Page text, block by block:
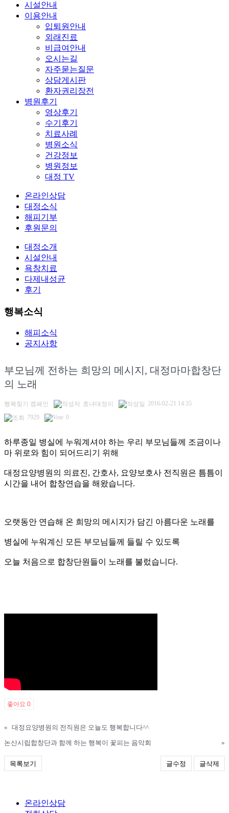
시설안내
이용안내
입퇴원안내
외래진료
비급여안내
오시는길
자주묻는질문
상담게시판
환자권리장전
병원후기
영상후기
수기후기
치료사례
병원소식
건강정보
병원정보
대정 TV
온라인상담
대정소식
해피기부
후원문의
대정소개
시설안내
욕창치료
다제내성균
후기
행복소식
해피소식
공지사항
부모님께 전하는 희망의 메시지, 대정마마합창단
의 노래
행복찾기 캠페인 효녀대정이
2016-02-21 14:35
7929
0
하루종일 병실에 누워계셔야 하는 우리 부모님들께 조금이나
마 위로와 힘이 되어드리기 위해
대정요양병원의 의료진, 간호사, 요양보호사 전직원은 틈틈이
시간을 내어 합창연습을 해왔습니다.
오랫동안 연습해 온 희망의 메시지가 담긴 아름다운 노래를
병실에 누워계신 모든 부모님들께 들릴 수 있도록
오늘 처음으로 합창단원들이 노래를 불렀습니다.
좋아요 0
« 대정요양병원의 전직원은 오늘도 행복합니다^^
논산시립합창단과 함께 하는 행복이 꽃피는 음악회
»
목록보기 글수정 글삭제
온라인상담